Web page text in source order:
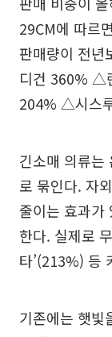
29CM에 따르
판매량이 전
디건 360% △
204% △시스
긴소매 의류는
로 묶인다. 자
줄이는 효과가
한다. 실제로
타’(213%) 등
기존에는 햇빛